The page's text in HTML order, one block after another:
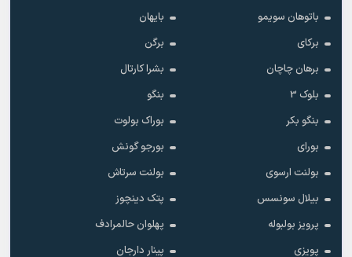
باتوهان سویمو
بایهان
برکای
برگن
برهان چاچان
بشرا کارتال
بلوک 3
بنگو
بنگو بکر
بوراک بولوت
بورای
بورجو گونش
بولنت ارسوی
بولنت سرتاش
بیلال سونسس
پتک دینچوز
پرویز بولبوله
پهلوان حالمرادف
پویزی
پینار دارجان